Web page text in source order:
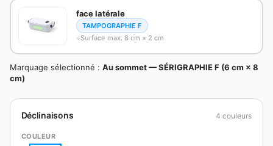
face latérale
TAMPOGRAPHIE F
Surface max. 8 cm × 2 cm
Marquage sélectionné : Au sommet — SÉRIGRAPHIE F (6 cm × 8
cm)
Déclinaisons 4 couleurs
COULEUR